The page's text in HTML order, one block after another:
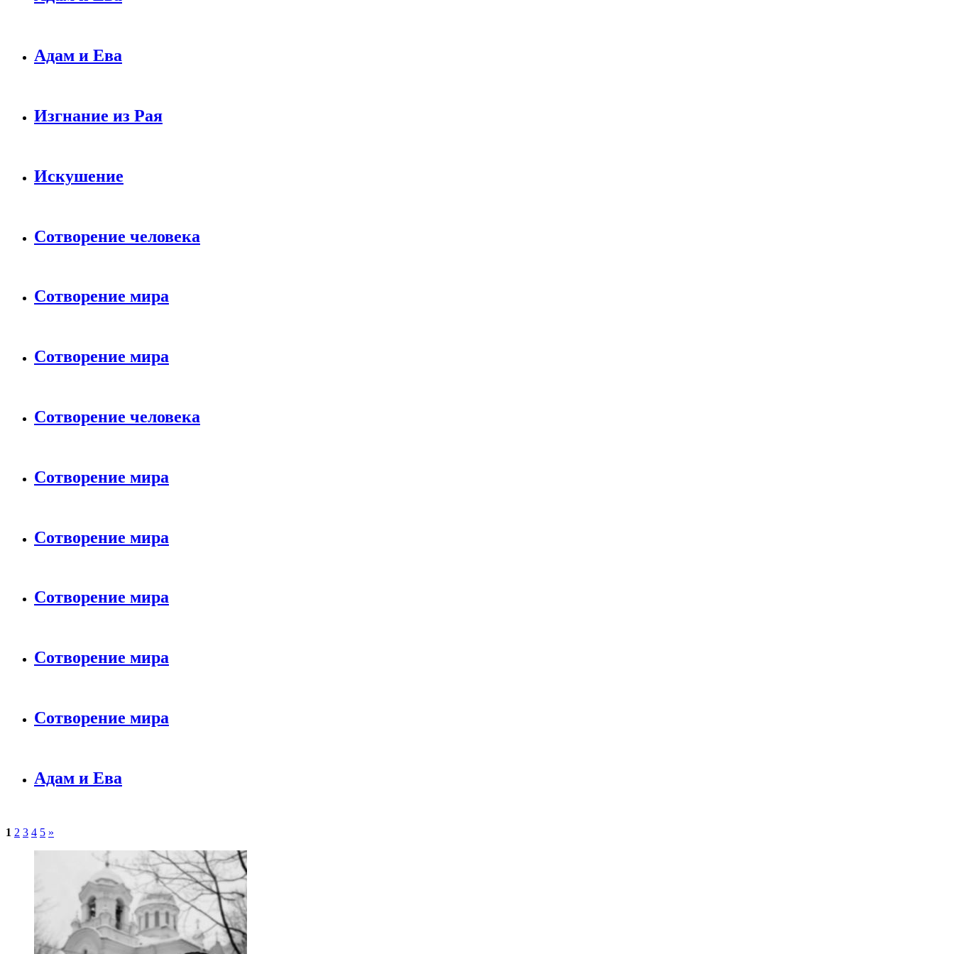
Адам и Ева
Изгнание из Рая
Искушение
Сотворение человека
Сотворение мира
Сотворение мира
Сотворение человека
Сотворение мира
Сотворение мира
Сотворение мира
Сотворение мира
Сотворение мира
Адам и Ева
1 2 3 4 5 »